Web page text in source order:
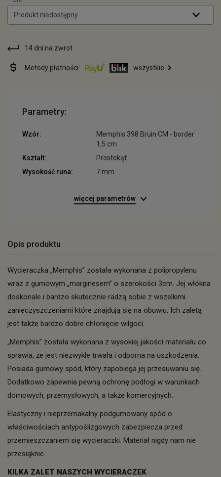
Produkt niedostępny
14 dni na zwrot
Metody płatności: wszystkie
Parametry:
Wzór:
Memphis 398 Bruin CM - border
1,5 cm
Kształt:
Prostokąt
Wysokość runa:
7 mm
więcej parametrów
Opis produktu
Wycieraczka „Memphis” została wykonana z polipropylenu
wraz z gumowym „marginesem” o szerokości 3cm. Jej włókna
doskonale i bardzo skutecznie radzą sobie z wszelkimi
zanieczyszczeniami które znajdują się na obuwiu. Ich zaletą
jest także bardzo dobre chłonięcie wilgoci.
„Memphis” została wykonana z wysokiej jakości materiału co
sprawia, że jest niezwykle trwała i odporna na uszkodzenia.
Posiada gumowy spód, który zapobiega jej przesuwaniu się.
Dodatkowo zapewnia pewną ochronę podłogi w warunkach
domowych, przemysłowych, a także komercyjnych.
Elastyczny i nieprzemakalny podgumowany spód o
właściwościach antypoślizgowych zabezpiecza przed
przemieszczaniem się wycieraczki. Materiał nigdy nam nie
przesiąknie.
KILKA ZALET NASZYCH WYCIERACZEK